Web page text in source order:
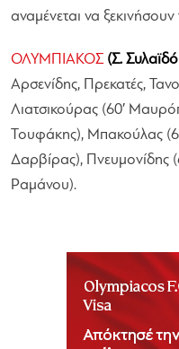
αναμένεται να
ΟΛΥΜΠΙΑΚΟΣ(Σ.
Αρσενίδης, Πρεκατές,
Λιατσικούρας (60′
Τουφάκης), Μπακούλας
Δαρβίρας), Πνευμονίδης
Ραμάνου).